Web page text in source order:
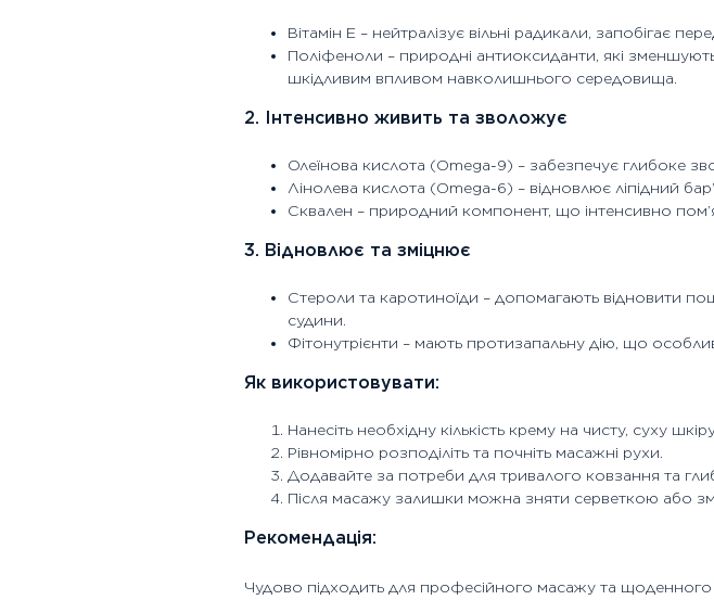
Вітамін E – нейтралізує вільні радикали, запобігає
Поліфеноли – природні антиоксиданти, які
шкідливим впливом навколишнього середовища.
2. Інтенсивно живить та зволожує
Олеїнова кислота (Omega-9) – забезпечує глибоке
Лінолева кислота (Omega-6) – відновлює ліпідний
Сквален – природний компонент, що інтенсивно
3. Відновлює та зміцнює
Стероли та каротиноїди – допомагають відновити
судини.
Фітонутрієнти – мають протизапальну дію, що
Як використовувати:
Нанесіть необхідну кількість крему на чисту, суху
Рівномірно розподіліть та почніть масажні рухи.
Додавайте за потреби для тривалого ковзання та
Після масажу залишки можна зняти серветкою або
Рекомендація:
Чудово підходить для професійного масажу та